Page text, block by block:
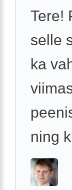
Tere!
selle
ka
ning